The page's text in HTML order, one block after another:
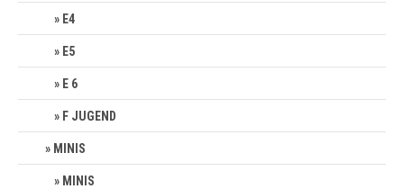
E4
E5
E 6
F JUGEND
MINIS
MINIS